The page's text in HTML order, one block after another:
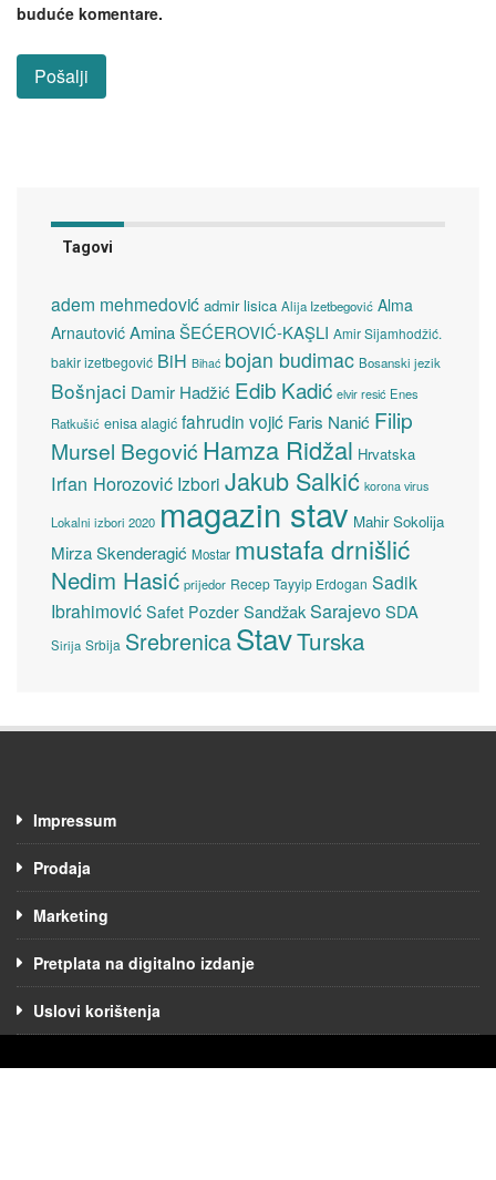
buduće komentare.
Tagovi
adem mehmedović admir lisica Alija Izetbegović Alma
Arnautović Amina ŠEĆEROVIĆ-KAŞLI Amir Sijamhodžić.
bakir izetbegović BiH Bihać bojan budimac Bosanski jezik
Bošnjaci Damir Hadžić Edib Kadić elvir resić Enes
Ratkušić enisa alagić fahrudin vojić Faris Nanić Filip
Mursel Begović Hamza Ridžal Hrvatska
Irfan Horozović Izbori Jakub Salkić korona virus
Lokalni izbori 2020 magazin stav Mahir Sokolija
Mirza Skenderagić Mostar mustafa drnišlić
Nedim Hasić prijedor Recep Tayyip Erdogan Sadik
Ibrahimović Safet Pozder SandžakSarajevoSDA
Sirija Srbija SrebrenicaStavTurska
Impressum
Prodaja
Marketing
Pretplata na digitalno izdanje
Uslovi korištenja